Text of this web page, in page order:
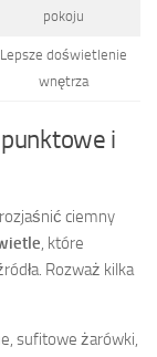
pokoju
Lepsze doświetlenie
wnętrza
i
ciemny
, które
Rozważ kilka
sufitowe żarówki,